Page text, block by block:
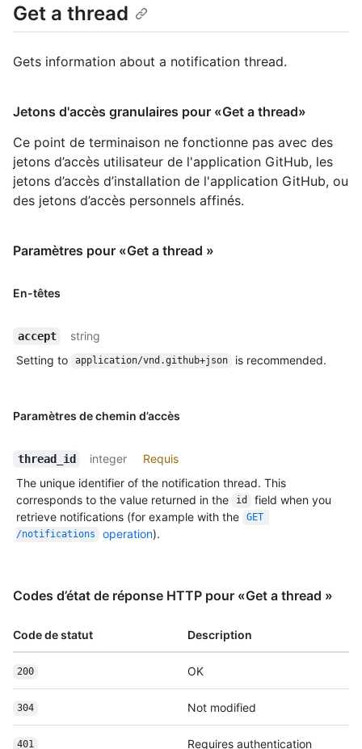
Get a thread
Gets information about a notification thread.
Jetons d'accès granulaires pour «Get a thread»
Ce point de terminaison ne fonctionne pas avec des
jetons d’accès utilisateur de l'application GitHub, les
jetons d’accès d’installation de l'application GitHub, ou
des jetons d’accès personnels affinés.
Paramètres pour «Get a thread »
En-têtes
accept
string
Setting to
application/vnd.github+json is recommended.
Paramètres de chemin d’accès
thread_id integer
Requis
The unique identifier of the notification thread. This
corresponds to the value returned in the
id
field when you
retrieve notifications (for example with the
GET
/notifications
operation).
Codes d’état de réponse HTTP pour «Get a thread »
Code de statut Description
200 OK
304 Not modified
401 Requires authentication